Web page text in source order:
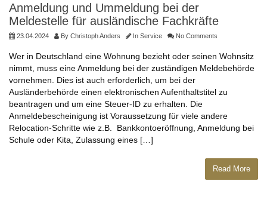
Anmeldung und Ummeldung bei der
Meldestelle für ausländische Fachkräfte
23.04.2024 By Christoph Anders In Service No Comments
Wer in Deutschland eine Wohnung bezieht oder seinen Wohnsitz
nimmt, muss eine Anmeldung bei der zuständigen Meldebehörde
vornehmen. Dies ist auch erforderlich, um bei der
Ausländerbehörde einen elektronischen Aufenthaltstitel zu
beantragen und um eine Steuer-ID zu erhalten. Die
Anmeldebescheinigung ist Voraussetzung für viele andere
Relocation-Schritte wie z.B. Bankkontoeröffnung, Anmeldung bei
Schule oder Kita, Zulassung eines […]
Read More